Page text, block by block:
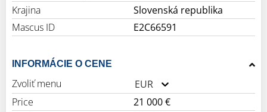
Krajina
Slovenská republika
Mascus ID
E2C66591
INFORMÁCIE O CENE
Zvoliť menu
EUR
Price
21 000 €